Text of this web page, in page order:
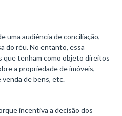
uma audiência de conciliação,
do réu. No entanto, essa
que tenham como objeto direitos
a propriedade de imóveis,
de bens, etc.
incentiva a decisão dos